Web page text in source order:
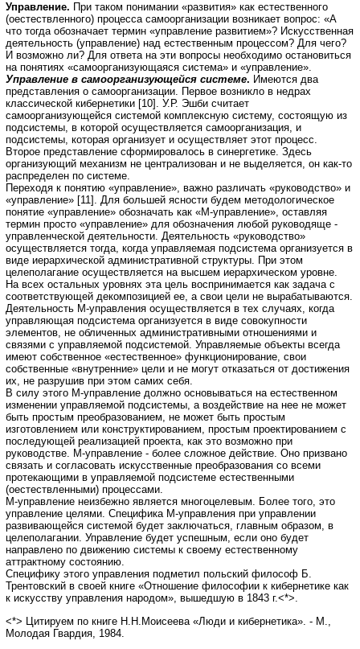
Управление. При таком понимании «развития» как естественного
(оестествленного) процесса самоорганизации возникает вопрос: «А
что тогда обозначает термин «управление развитием»? Искусственная
деятельность (управление) над естественным процессом? Для чего?
И возможно ли? Для ответа на эти вопросы необходимо остановиться
на понятиях «самоорганизующаяся система» и «управление».
Управление в самоорганизующейся системе. Имеются два
представления о самоорганизации. Первое возникло в недрах
классической кибернетики [10]. У.Р. Эшби считает
самоорганизующейся системой комплексную систему, состоящую из
подсистемы, в которой осуществляется самоорганизация, и
подсистемы, которая организует и осуществляет этот процесс.
Второе представление сформировалось в синергетике. Здесь
организующий механизм не централизован и не выделяется, он как-то
распределен по системе.
Переходя к понятию «управление», важно различать «руководство» и
«управление» [11]. Для большей ясности будем методологическое
понятие «управление» обозначать как «М-управление», оставляя
термин просто «управление» для обозначения любой руководяще -
управленческой деятельности. Деятельность «руководство»
осуществляется тогда, когда управляемая подсистема организуется в
виде иерархической административной структуры. При этом
целеполагание осуществляется на высшем иерархическом уровне.
На всех остальных уровнях эта цель воспринимается как задача с
соответствующей декомпозицией ее, а свои цели не вырабатываются.
Деятельность М-управления осуществляется в тех случаях, когда
управляющая подсистема организуется в виде совокупности
элементов, не обличенных административными отношениями и
связями с управляемой подсистемой. Управляемые объекты всегда
имеют собственное «естественное» функционирование, свои
собственные «внутренние» цели и не могут отказаться от достижения
их, не разрушив при этом самих себя.
В силу этого М-управление должно основываться на естественном
изменении управляемой подсистемы, а воздействие на нее не может
быть простым преобразованием, не может быть простым
изготовлением или конструктированием, простым проектированием с
последующей реализацией проекта, как это возможно при
руководстве. М-управление - более сложное действие. Оно призвано
связать и согласовать искусственные преобразования со всеми
протекающими в управляемой подсистеме естественными
(оестествленными) процессами.
М-управление неизбежно является многоцелевым. Более того, это
управление целями. Специфика М-управления при управлении
развивающейся системой будет заключаться, главным образом, в
целеполагании. Управление будет успешным, если оно будет
направлено по движению системы к своему естественному
аттрактному состоянию.
Специфику этого управления подметил польский философ Б.
Трентовский в своей книге «Отношение философии к кибернетике как
к искусству управления народом», вышедшую в 1843 г.<*>.
<*> Цитируем по книге Н.Н.Моисеева «Люди и кибернетика». - М.,
Молодая Гвардия, 1984.